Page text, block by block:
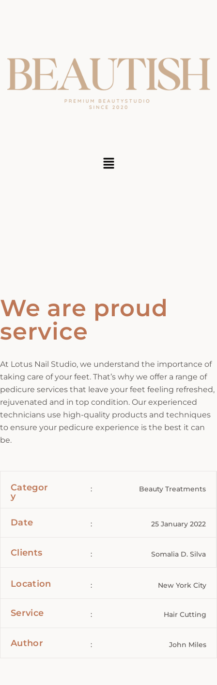
We are proud
service
At Lotus Nail Studio, we understand the importance of
taking care of your feet. That’s why we offer a range of
pedicure services that leave your feet feeling refreshed,
rejuvenated and in top condition. Our experienced
technicians use high-quality products and techniques
to ensure your pedicure experience is the best it can
be.
Categor
y
: Beauty Treatments
Date : 25 January 2022
Clients : Somalia D. Silva
Location : New York City
Service : Hair Cutting
Author : John Miles